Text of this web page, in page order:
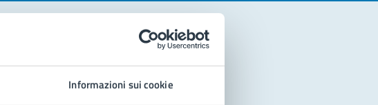
Informazioni sui cookie